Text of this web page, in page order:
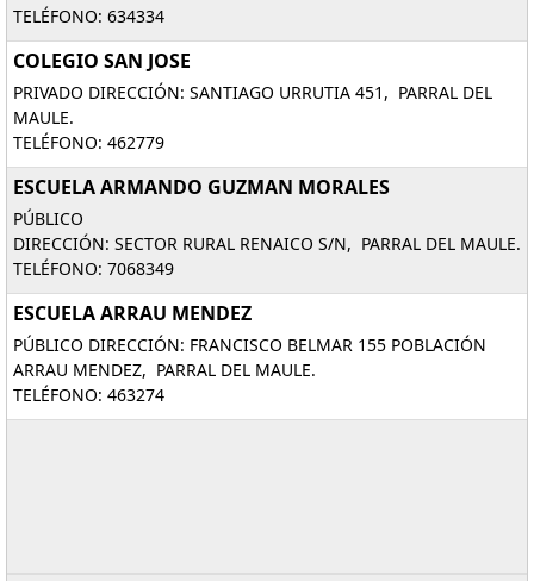
TELÉFONO: 634334
COLEGIO SAN JOSE
PRIVADO DIRECCIÓN: SANTIAGO URRUTIA 451, PARRAL DEL
MAULE.
TELÉFONO: 462779
ESCUELA ARMANDO GUZMAN MORALES
PÚBLICO
DIRECCIÓN: SECTOR RURAL RENAICO S/N, PARRAL DEL MAULE.
TELÉFONO: 7068349
ESCUELA ARRAU MENDEZ
PÚBLICO DIRECCIÓN: FRANCISCO BELMAR 155 POBLACIÓN
ARRAU MENDEZ, PARRAL DEL MAULE.
TELÉFONO: 463274